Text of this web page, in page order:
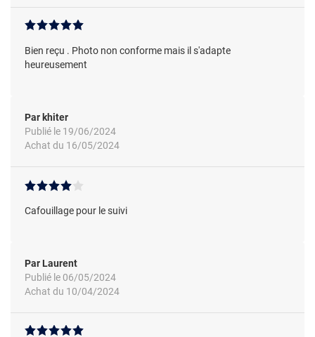
Bien reçu . Photo non conforme mais il s'adapte
heureusement
Par khiter
Publié le 19/06/2024
Achat du 16/05/2024
Cafouillage pour le suivi
Par Laurent
Publié le 06/05/2024
Achat du 10/04/2024